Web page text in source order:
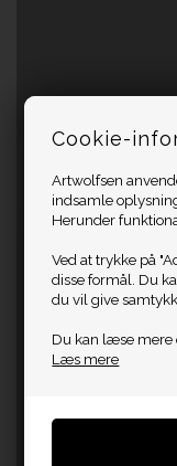
Cookie-
Artwolfsen
indsamle
Herunder
Ved at trykke på
disse formål. Du
du vil give
Du kan læse mere
Læs mere